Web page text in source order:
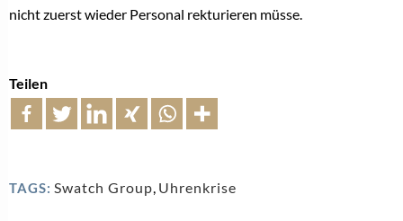
nicht zuerst wieder Personal rekturieren müsse.
Teilen
TAGS: Swatch Group, Uhrenkrise